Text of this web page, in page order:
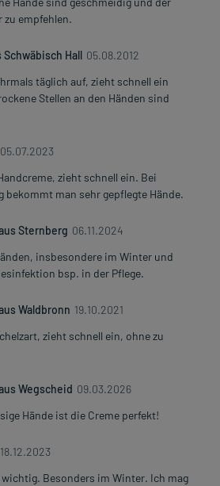
zu empfehlen.
Schwäbisch Hall 05.08.2012
täglich auf, zieht schnell ein
Stellen an den Händen sind
05.07.2023
zieht schnell ein. Bei
bekommt man sehr gepflegte Hände.
Sternberg 06.11.2024
insbesondere im Winter und
bsp. in der Pflege.
Waldbronn 19.10.2021
zieht schnell ein, ohne zu
Wegscheid 09.03.2026
Hände ist die Creme perfekt!
18.12.2023
Besonders im Winter. Ich mag